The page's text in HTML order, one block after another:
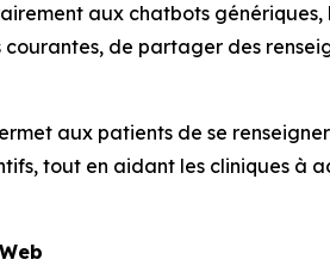
aux chatbots
de partager des
aux patients de se
tout en aidant les cliniques